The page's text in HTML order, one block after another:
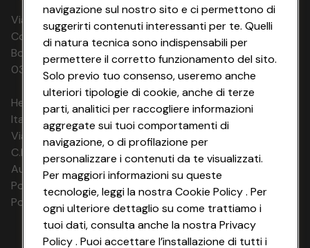
Via Michelino, 59 | 40127 BOLOGNA
Codice Fiscale e Registro Imprese di
Bologna 00865960157 PARTITA IVA
03320960374 CONAD SOC. COOP.
HeyConad Viaggi è un servizio gestito da
Italia Travel Marketing S.r.l.
Via Chiesolina 8 | 37066 Sommacampagna (VR)
C.F. e P.IVA: 03816060234
Aut. Prov Verona n. 4737/10
Polizza Ass. RC n. 177765037
Polizza Ass. Protection n. 6006000083/F
navigazione sul nostro sito e ci permettono di
suggerirti contenuti interessanti per te. Quelli
di natura tecnica sono indispensabili per
permettere il corretto funzionamento del sito.
Solo previo tuo consenso, useremo anche
ulteriori tipologie di cookie, anche di terze
parti, analitici per raccogliere informazioni
aggregate sui tuoi comportamenti di
navigazione, o di profilazione per
personalizzare i contenuti da te visualizzati.
Per maggiori informazioni su queste
tecnologie, leggi la nostra Cookie Policy . Per
ogni ulteriore dettaglio su come trattiamo i
tuoi dati, consulta anche la nostra Privacy
Policy . Puoi accettare l’installazione di tutti i